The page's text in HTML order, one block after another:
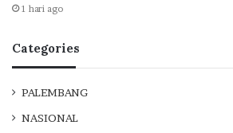
1 hari ago
Categories
PALEMBANG
NASIONAL